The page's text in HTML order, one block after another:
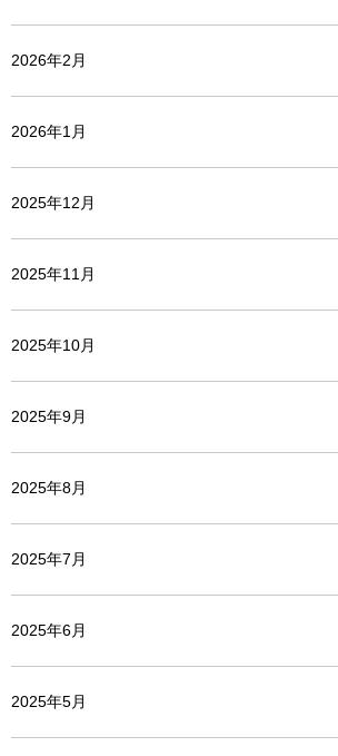
2026年2月
2026年1月
2025年12月
2025年11月
2025年10月
2025年9月
2025年8月
2025年7月
2025年6月
2025年5月